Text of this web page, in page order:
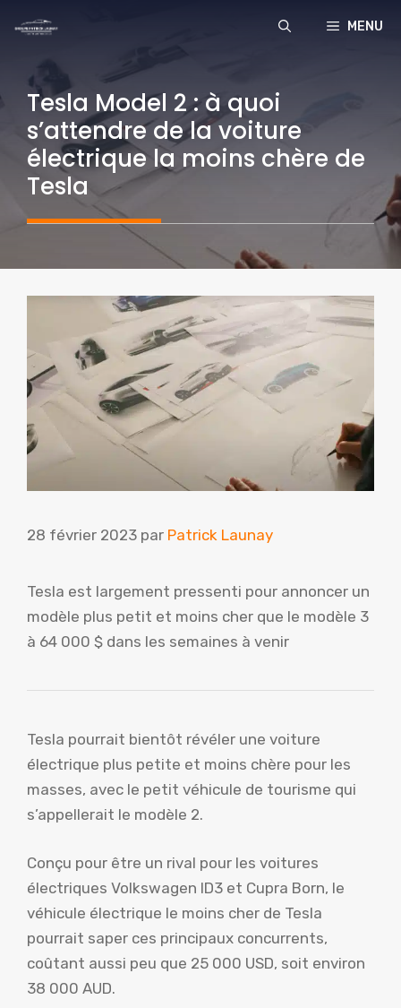
MENU
Tesla Model 2 : à quoi
s’attendre de la voiture
électrique la moins chère de
Tesla
28 février 2023 par Patrick Launay
Tesla est largement pressenti pour annoncer un
modèle plus petit et moins cher que le modèle 3
à 64 000 $ dans les semaines à venir
Tesla pourrait bientôt révéler une voiture
électrique plus petite et moins chère pour les
masses, avec le petit véhicule de tourisme qui
s’appellerait le modèle 2.
Conçu pour être un rival pour les voitures
électriques Volkswagen ID3 et Cupra Born, le
véhicule électrique le moins cher de Tesla
pourrait saper ces principaux concurrents,
coûtant aussi peu que 25 000 USD, soit environ
38 000 AUD.